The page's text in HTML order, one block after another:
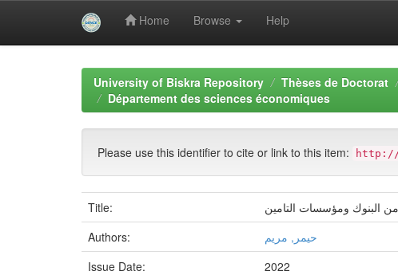
Home Browse Help
University of Biskra Repository Thèses de Doctorat
Département des sciences économiques
Please use this identifier to cite or link to this item: http://
Title:
البنوك ومؤسسات التامين
Authors:
حيمر, مريم
Issue Date:
2022